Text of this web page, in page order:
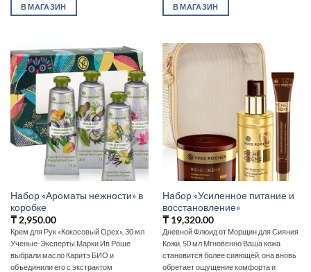
В МАГАЗИН В МАГАЗИН
Набор «Ароматы нежности» в
коробке
₸2,950.00
Крем для Рук «Кокосовый Орех», 30 мл
Ученые-Эксперты Марки Ив Роше
выбрали масло Каритэ БИО и
объединили его с экстрактом
Набор «Усиленное питание и
восстановление»
₸19,320.00
Дневной Флюид от Морщин для Сияния
Кожи, 50 мл Мгновенно Ваша кожа
становится более сияющей, она вновь
обретает ощущение комфорта и